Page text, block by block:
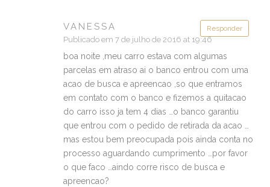
Responder
VANESSA
Publicado em 7 de julho de 2016 at 19:46
boa noite ,meu carro estava com algumas
parcelas em atraso ai o banco entrou com uma
acao de busca e apreencao ,so que entramos
em contato com o banco e fizemos a quitacao
do carro isso ja tem 4 dias …o banco garantiu
que entrou com o pedido de retirada da acao …
mas estou bem preocupada pois ainda conta no
processo aguardando cumprimento …por favor
o que faco …aindo corre risco de busca e
apreencao?